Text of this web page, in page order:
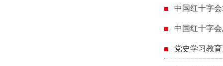
中国红十字
中国红十字
党史学习教